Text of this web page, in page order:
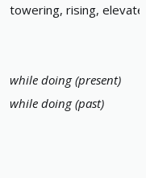
towering, rising,
while doing (present)
while doing (past)